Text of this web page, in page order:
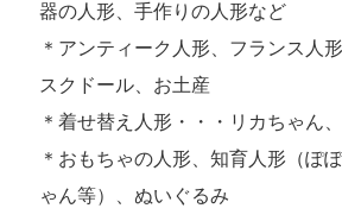
器の人形、手作りの人形など
＊アンティーク人形、フランス人
スクドール、お土産
＊着せ替え人形・・・リカちゃん
＊おもちゃの人形、知育人形（ぽ
ゃん等）、ぬいぐるみ